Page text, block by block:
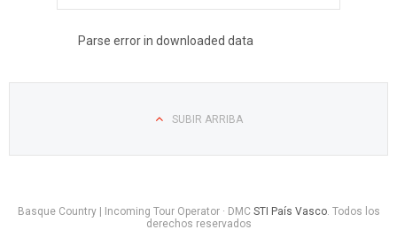
Parse error in downloaded data
SUBIR ARRIBA
Basque Country | Incoming Tour Operator · DMC STI País Vasco. Todos los
derechos reservados